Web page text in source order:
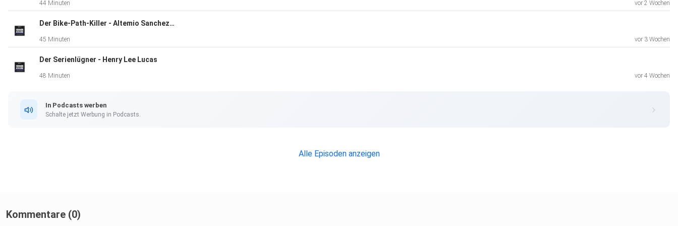
44 Minuten vor 2 Wochen
Der Bike-Path-Killer - Altemio Sanchez - Teil 1
45 Minuten vor 3 Wochen
Der Serienlügner - Henry Lee Lucas
48 Minuten vor 4 Wochen
In Podcasts werben
Schalte jetzt Werbung in Podcasts.
Alle Episoden anzeigen
Kommentare (0)